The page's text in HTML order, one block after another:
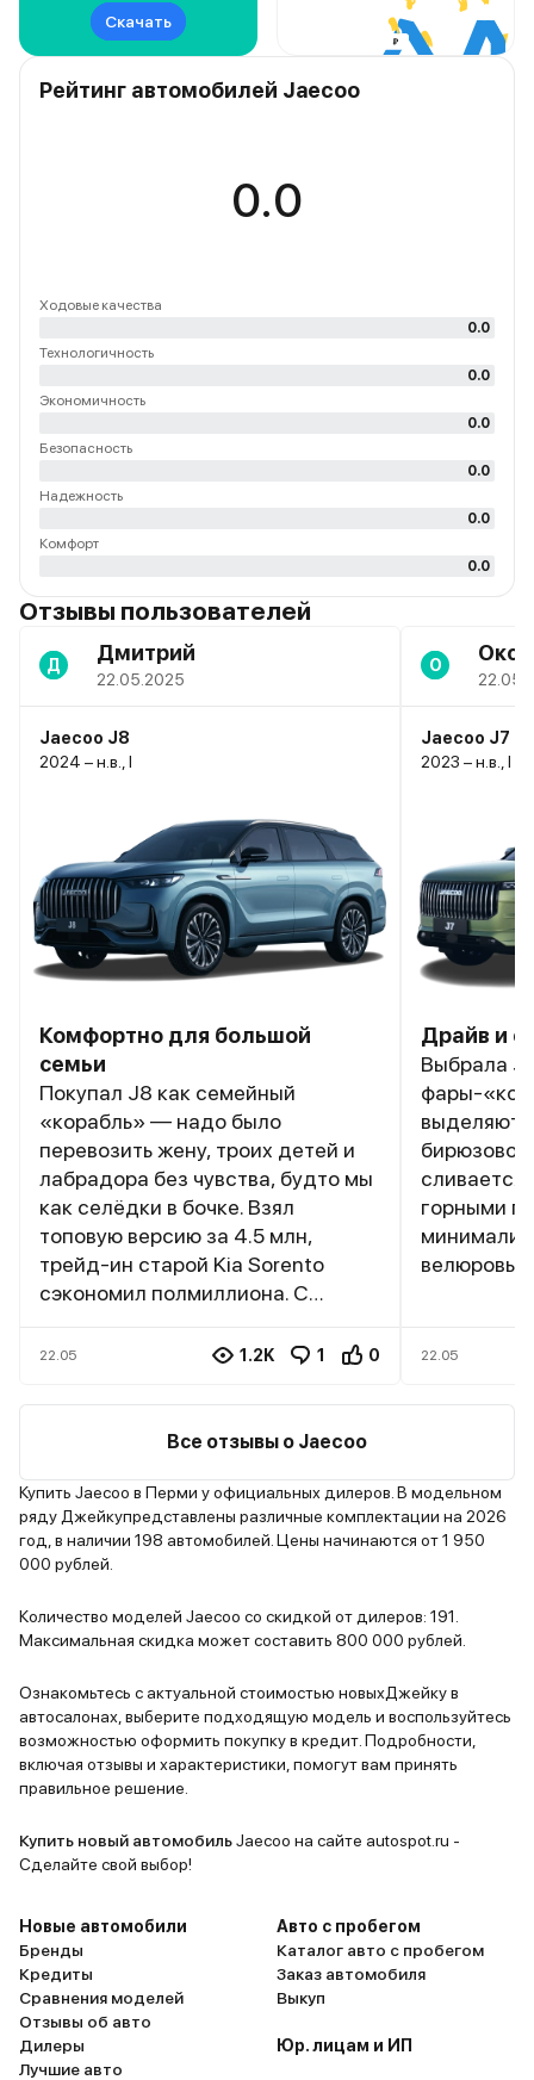
Скачать
Рейтинг автомобилей Jaecoo
0.0
Ходовые качества
0.0
Технологичность
0.0
Экономичность
0.0
Безопасность
0.0
Надежность
0.0
Комфорт
0.0
Отзывы пользователей
Д Дмитрий
22.05.2025
Jaecoo J8
2024 – н.в., I
Комфортно для большой
семьи
Покупал J8 как семейный
«корабль» — надо было
перевозить жену, троих детей и
лабрадора без чувства, будто мы
как селёдки в бочке. Взял
топовую версию за 4.5 млн,
трейд-ин старой Kia Sorento
сэкономил полмиллиона. С
впечатлила: панорамная крыша,
агрессивная решётка — дети
сразу закричали: «Папа, это же
оказался просторнее, чем я
ожидал: второй ряд с
регулируемыми спинками (дети
спят даже в пробках), третий ряд
тесноват для подростков, но
младшему хватает. Собаке
250 литров хватило на корзину и
сумки с провизией.
Шумоизоляция радует: на трассе
дети смотрят мультики без
не перекрикивая ветер. Но без
косяков не обошлось. Голосовой
вместо «включи обогрев
сидений» он включает радио на
полную громкость, а CarPlay
вылетает так часто, что я уже
научился перезагружать систему
на ходу. Подвеска в
22.05 1.2K 1 0
О
Jaecoo J7
2023 – н.в., I
Драйв и
Выбрала
фары-
выделяют
сливается
горными
стойки
Подогрев
зеркал
климат-
влезает
Машина
наверно
и долгая
(ждала
22.05
Все отзывы о Jaecoo
Купить Jaecoo в Перми у официальных дилеров. В модельном
ряду Джейкупредставлены различные комплектации на 2026
год, в наличии 198 автомобилей. Цены начинаются от 1 950
000 рублей.
Количество моделей Jaecoo со скидкой от дилеров: 191.
Максимальная скидка может составить 800 000 рублей.
Ознакомьтесь с актуальной стоимостью новыхДжейку в
автосалонах, выберите подходящую модель и воспользуйтесь
возможностью оформить покупку в кредит. Подробности,
включая отзывы и характеристики, помогут вам принять
правильное решение.
Купить новый автомобильJaecoo на сайте autospot.ru -
Сделайте свой выбор!
Новые автомобили
Бренды
Кредиты
Сравнения моделей
Отзывы об авто
Дилеры
Лучшие авто
Авто с пробегом
Каталог авто с пробегом
Заказ автомобиля
Выкуп
Юр. лицам и ИП